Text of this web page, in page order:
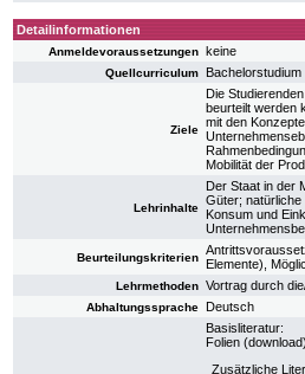
Detailinformationen
Anmeldevoraussetzungen keine
Quellcurriculum
Ziele
Die
beurteilt werden
mit den
Mobilität der
Lehrinhalte
Der Staat in der
Güter;
Konsum und
Beurteilungskriterien Elemente),
Lehrmethoden Vortrag durch
Abhaltungssprache Deutsch
Basisliteratur:
Folien
Zusätzliche